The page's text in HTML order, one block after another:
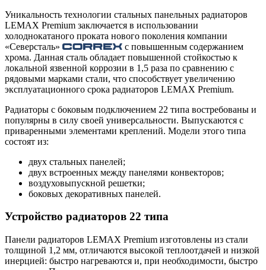
Уникальность технологии стальных панельных радиаторов
LEMAX Premium заключается в использовании
холоднокатаного проката нового поколения компании
«Северсталь»
с повышенным содержанием
хрома. Данная сталь обладает повышенной стойкостью к
локальной язвенной коррозии в 1,5 раза по сравнению с
рядовыми марками стали, что способствует увеличению
эксплуатационного срока радиаторов LEMAX Premium.
Радиаторы с боковым подключением 22 типа востребованы и
популярны в силу своей универсальности. Выпускаются с
приваренными элементами креплений. Модели этого типа
состоят из:
двух стальных панелей;
двух встроенных между панелями конвекторов;
воздуховыпускной решетки;
боковых декоративных панелей.
Устройство радиаторов 22 типа
Панели радиаторов LEMAX Premium изготовлены из стали
толщиной 1,2 мм, отличаются высокой теплоотдачей и низкой
инерцией: быстро нагреваются и, при необходимости, быстро